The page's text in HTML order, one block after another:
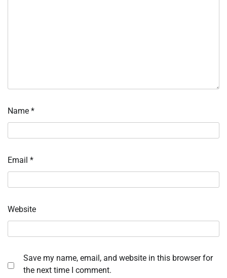
Name *
Email *
Website
Save my name, email, and website in this browser for
the next time I comment.